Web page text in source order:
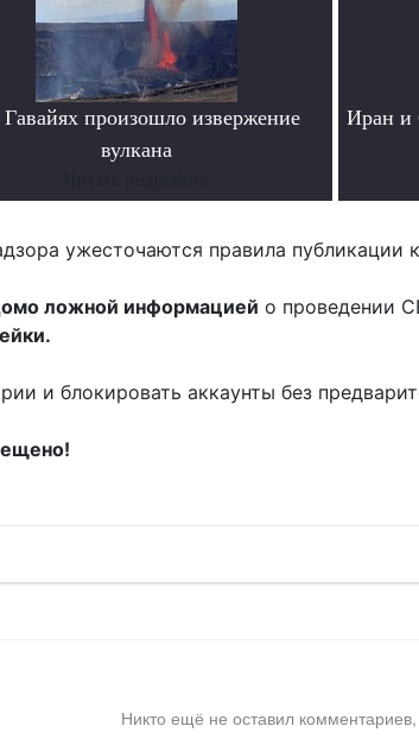
произошло извержение
вулкана
Иран и
ужесточаются правила публикации
ложной информацией о проведении
и блокировать аккаунты без
Никто ещё не оставил